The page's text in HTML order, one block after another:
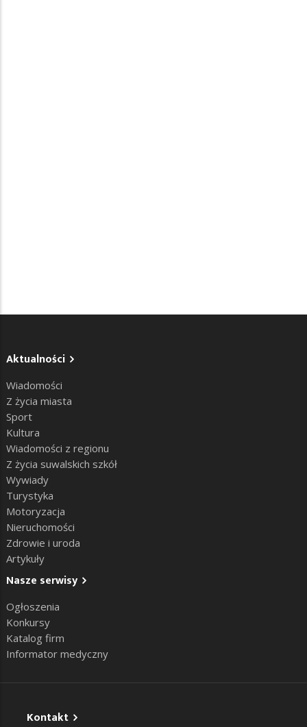
Aktualności
Wiadomości
Z życia miasta
Sport
Kultura
Wiadomości z regionu
Z życia suwalskich szkół
Wywiady
Turystyka
Motoryzacja
Nieruchomości
Zdrowie i uroda
Artykuły
Nasze serwisy
Ogłoszenia
Konkursy
Katalog firm
Informator medyczny
Kontakt